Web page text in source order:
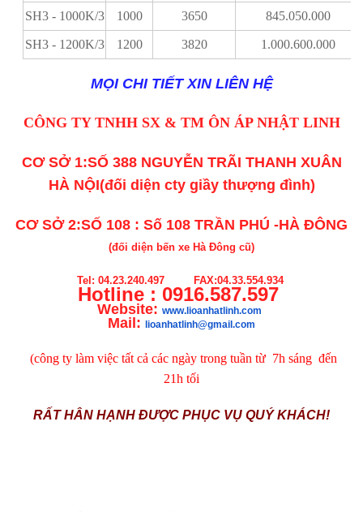
SH3 - 1000K/3 1000 3650 845.050.000
SH3 - 1200K/3 1200 3820 1.000.600.000
MỌI CHI TIẾT XIN LIÊN HỆ
CÔNG TY TNHH SX & TM ÔN ÁP NHẬT LINH
CƠ SỞ 1:SỐ 388 NGUYỄN TRÃI THANH XUÂN
HÀ NỘI(đối diện cty giầy thượng đình)
CƠ SỞ 2:SỐ 108 : Số 108 TRẦN PHÚ -HÀ ĐÔNG
(đối diện bến xe Hà Đông cũ)
Tel: 04.23.240.497 FAX:04.33.554.934
Hotline : 0916.587.597
Website: www.lioanhatlinh.com
Mail: lioanhatlinh@gmail.com
(công ty làm việc tất cả các ngày trong tuần từ 7h sáng đến
21h tối
RẤT HÂN HẠNH ĐƯỢC PHỤC VỤ QUÝ KHÁCH!